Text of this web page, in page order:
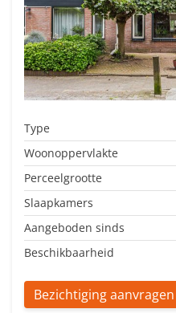
Type
Woonoppervlakte
Perceelgrootte
Slaapkamers
Aangeboden sinds
Beschikbaarheid
Bezichtiging aanvragen